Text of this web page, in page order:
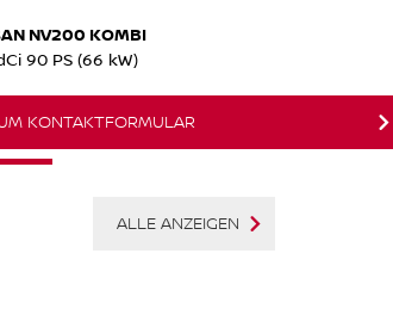
NV200 KOMBI
90 PS (66 kW)
KONTAKTFORMULAR
ALLE ANZEIGEN